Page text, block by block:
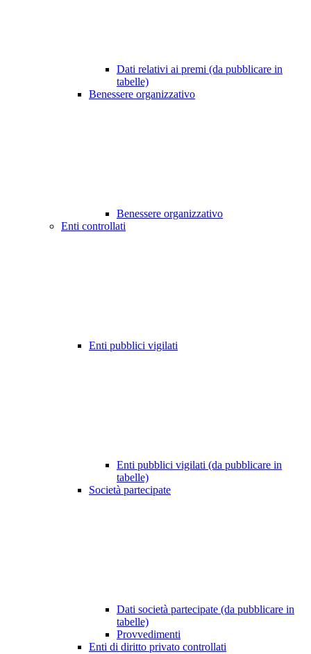
Dati relativi ai premi (da pubblicare in
tabelle)
Benessere organizzativo
Benessere organizzativo
Enti controllati
Enti pubblici vigilati
Enti pubblici vigilati (da pubblicare in
tabelle)
Società partecipate
Dati società partecipate (da pubblicare in
tabelle)
Provvedimenti
Enti di diritto privato controllati